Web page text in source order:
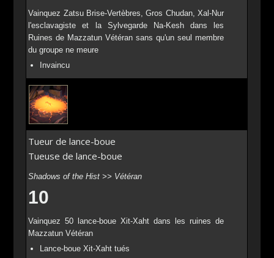
Vainquez Zatsu Brise-Vertèbres, Gros Chudan, Xal-Nur
l'esclavagiste et la Sylvegarde Na-Kesh dans les
Ruines de Mazzatun Vétéran sans qu'un seul membre
du groupe ne meure
Invaincu
Tueur de lance-boue
Tueuse de lance-boue
Shadows of the Hist >> Vétéran
10
Vainquez 50 lance-boue Xit-Xaht dans les ruines de
Mazzatun Vétéran
Lance-boue Xit-Xaht tués